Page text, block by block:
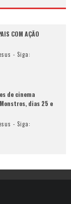
COM AÇÃO
- Siga:
de cinema
dias 25 e
- Siga: